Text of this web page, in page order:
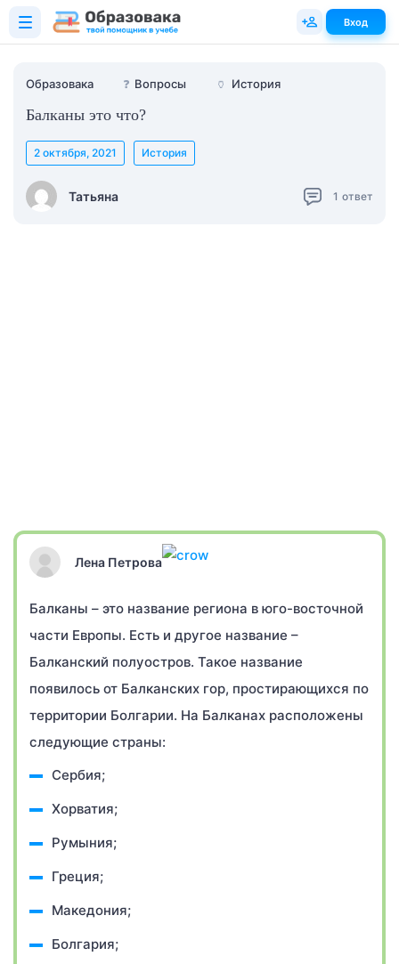
Образовака ❓ Вопросы 🏺 История
Балканы это что?
Татьяна
2 октября, 2021 История
1 ответ
Лена Петрова
Балканы – это название региона в юго-восточной
части Европы. Есть и другое название –
Балканский полуостров. Такое название
появилось от Балканских гор, простирающихся по
территории Болгарии. На Балканах расположены
следующие страны:
Сербия;
Хорватия;
Румыния;
Греция;
Македония;
Болгария;
Вход